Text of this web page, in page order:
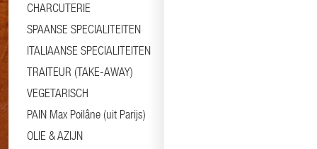
CHARCUTERIE
SPAANSE SPECIALITEITEN
ITALIAANSE SPECIALITEITEN
TRAITEUR (TAKE-AWAY)
VEGETARISCH
PAIN Max Poilâne (uit Parijs)
OLIE & AZIJN